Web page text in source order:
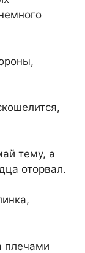
тему, а
оторвал.
плечами